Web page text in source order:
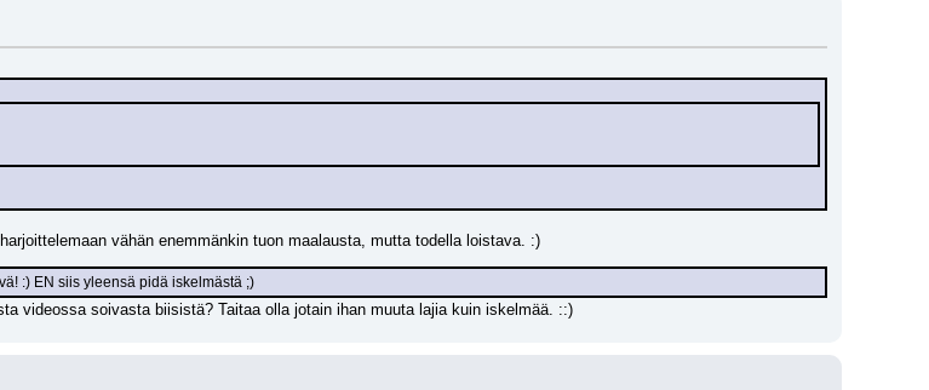
vähän enemmänkin tuon maalausta, mutta todella loistava. :)
:) EN siis yleensä pidä iskelmästä ;)
videossa soivasta biisistä? Taitaa olla jotain ihan muuta lajia kuin iskelmää. ::)